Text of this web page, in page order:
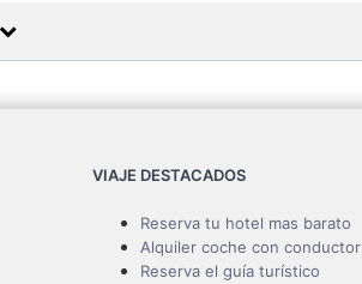
VIAJE DESTACADOS
Reserva tu hotel mas barato
Alquiler coche con conductor
Reserva el guía turístico